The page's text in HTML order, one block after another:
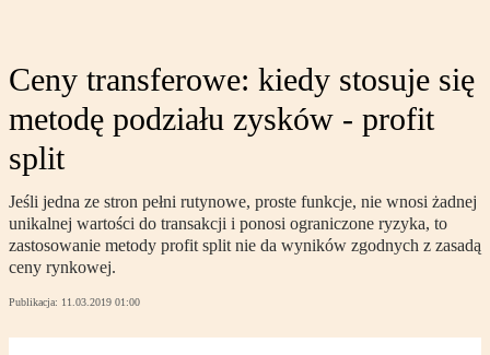
Ceny transferowe: kiedy stosuje się
metodę podziału zysków - profit
split
Jeśli jedna ze stron pełni rutynowe, proste funkcje, nie wnosi żadnej
unikalnej wartości do transakcji i ponosi ograniczone ryzyka, to
zastosowanie metody profit split nie da wyników zgodnych z zasadą
ceny rynkowej.
Publikacja: 11.03.2019 01:00